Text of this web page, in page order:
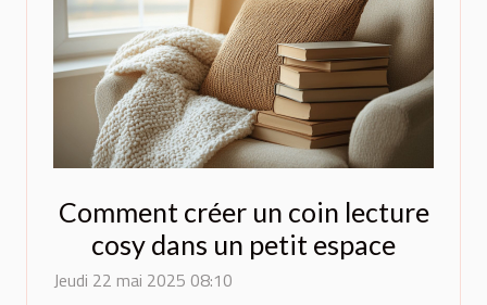
Comment créer un coin lecture
cosy dans un petit espace
Jeudi 22 mai 2025 08:10